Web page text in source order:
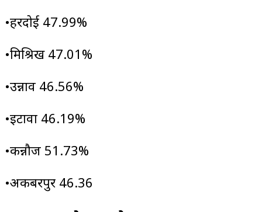
•हरदोई 47.99%
•मिश्रिख 47.01%
•उन्नाव 46.56%
•इटावा 46.19%
•कन्नौज 51.73%
•अकबरपुर 46.36